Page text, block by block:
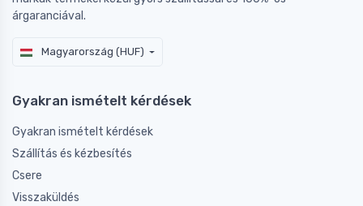
árgaranciával.
Magyarország (HUF)
Gyakran ismételt kérdések
Gyakran ismételt kérdések
Szállítás és kézbesítés
Csere
Visszaküldés